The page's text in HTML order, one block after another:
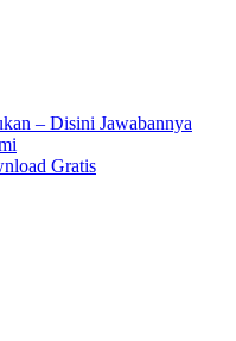
– Disini Jawabannya
Gratis